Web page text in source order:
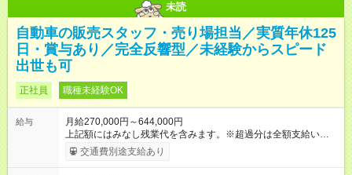
未読
自動車の販売スタッフ・売り場担当／実質年休125
日・賞与あり／完全反響型／未経験からスピード
出世も可
正社員 職種未経験OK
給与
月給270,000円～644,000円
上記額にはみなし残業代を含みます。※超過分は全額支給いたし
ます。 みなし残業代 59,000円／月 みなし残業時間 29時間／月
※スキル・能力等を考慮の上決定します。 ＼★ご希望の働き方
交通費別途支給あり